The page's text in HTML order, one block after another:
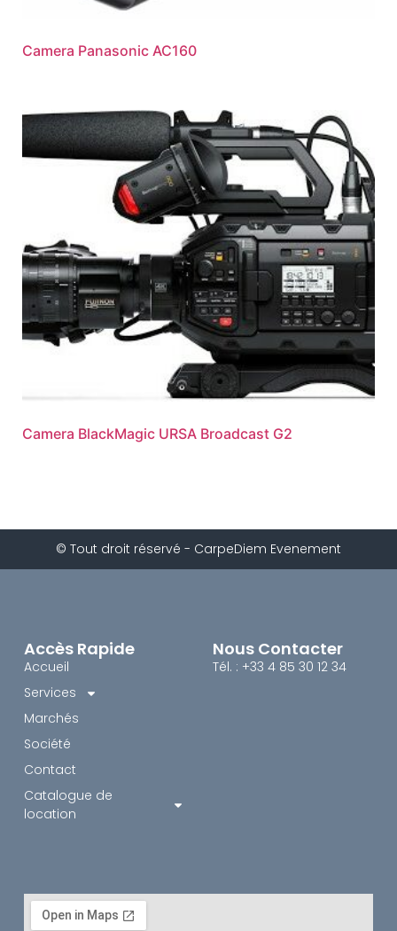
Camera Panasonic AC160
Camera BlackMagic URSA Broadcast G2
© Tout droit réservé - CarpeDiem Evenement
Accès Rapide
Accueil
Services
Marchés
Société
Contact
Catalogue de
location
Nous Contacter
Tél. : +33 4 85 30 12 34